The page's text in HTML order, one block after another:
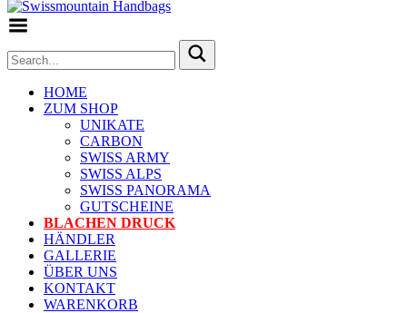
HOME
ZUM SHOP
UNIKATE
CARBON
SWISS ARMY
SWISS ALPS
SWISS PANORAMA
GUTSCHEINE
BLACHEN DRUCK
HÄNDLER
GALLERIE
ÜBER UNS
KONTAKT
WARENKORB